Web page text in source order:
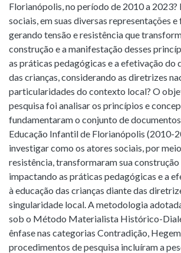
Florianópolis, no período de 2010 a 2023?
sociais, em suas diversas representações
gerando tensão e resistência que
construção e a manifestação desses
as práticas pedagógicas e a efetivação do
das crianças, considerando as diretrizes
particularidades do contexto local? O
pesquisa foi analisar os princípios e
fundamentaram o conjunto de
Educação Infantil de Florianópolis (2010-
investigar como os atores sociais, por
resistência, transformaram sua
impactando as práticas pedagógicas e a
à educação das crianças diante das
singularidade local. A metodologia
sob o Método Materialista Histórico-
ênfase nas categorias Contradição,
procedimentos de pesquisa incluíram a